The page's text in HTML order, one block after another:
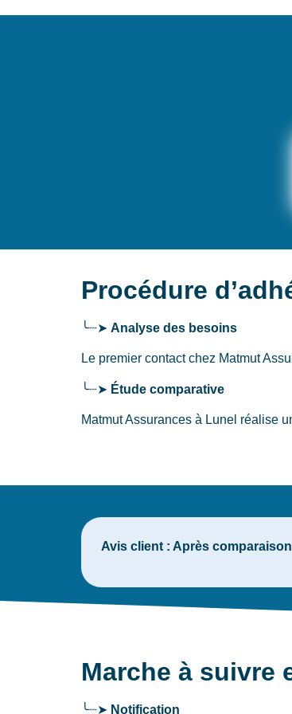
Procédure
╰┈➤ Analyse des besoins
Le premier contact chez Matmut
╰┈➤ Étude comparative
Matmut Assurances à Lunel réalise
Avis client : Après comparaison
Marche à suivre
╰┈➤ Notification